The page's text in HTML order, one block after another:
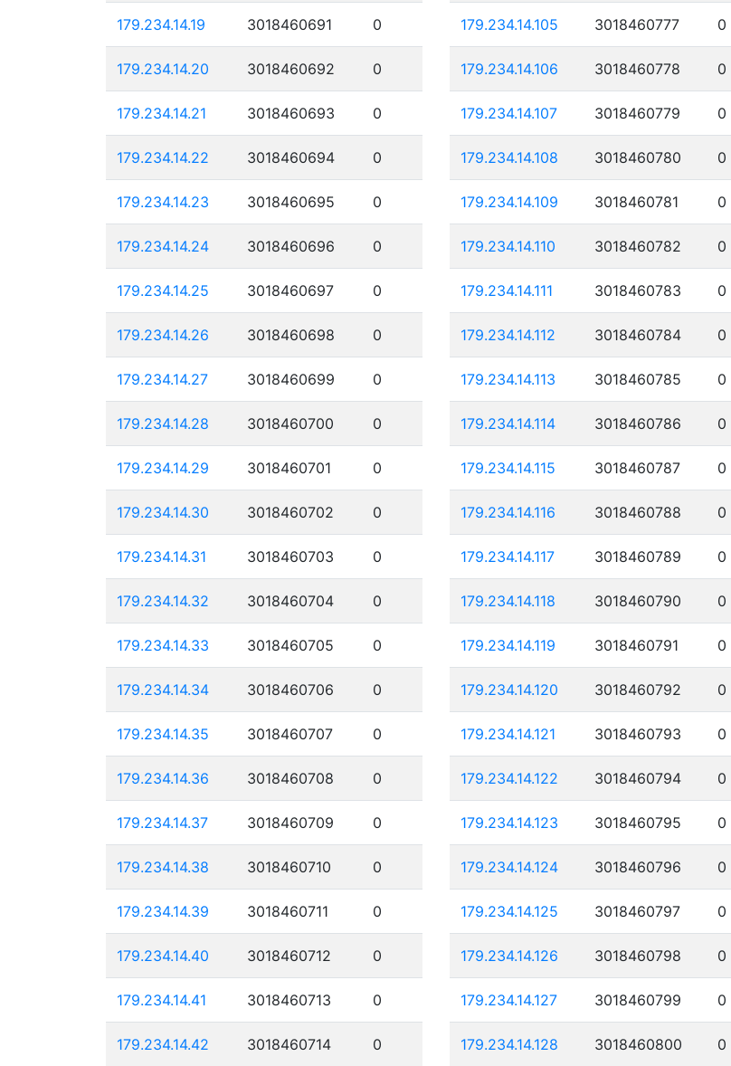
179.234.14.19 3018460691 0
179.234.14.20 3018460692 0
179.234.14.21 3018460693 0
179.234.14.22 3018460694 0
179.234.14.23 3018460695 0
179.234.14.24 3018460696 0
179.234.14.25 3018460697 0
179.234.14.26 3018460698 0
179.234.14.27 3018460699 0
179.234.14.28 3018460700 0
179.234.14.29 3018460701 0
179.234.14.30 3018460702 0
179.234.14.31 3018460703 0
179.234.14.32 3018460704 0
179.234.14.33 3018460705 0
179.234.14.34 3018460706 0
179.234.14.35 3018460707 0
179.234.14.36 3018460708 0
179.234.14.37 3018460709 0
179.234.14.38 3018460710 0
179.234.14.39 3018460711 0
179.234.14.40 3018460712 0
179.234.14.41 3018460713 0
179.234.14.42 3018460714 0
179.234.14.105 3018460777 0
179.234.14.106 3018460778 0
179.234.14.107 3018460779 0
179.234.14.108 3018460780 0
179.234.14.109 3018460781 0
179.234.14.110 3018460782 0
179.234.14.111 3018460783 0
179.234.14.112 3018460784 0
179.234.14.113 3018460785 0
179.234.14.114 3018460786 0
179.234.14.115 3018460787 0
179.234.14.116 3018460788 0
179.234.14.117 3018460789 0
179.234.14.118 3018460790 0
179.234.14.119 3018460791 0
179.234.14.120 3018460792 0
179.234.14.121 3018460793 0
179.234.14.122 3018460794 0
179.234.14.123 3018460795 0
179.234.14.124 3018460796 0
179.234.14.125 3018460797 0
179.234.14.126 3018460798 0
179.234.14.127 3018460799 0
179.234.14.128 3018460800 0